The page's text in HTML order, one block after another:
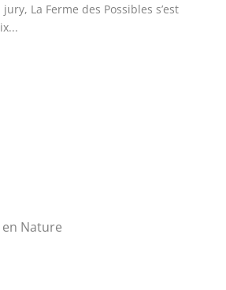
La Ferme des Possibles s’est
Nature